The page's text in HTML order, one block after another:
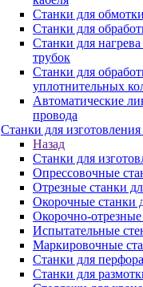
Станки для
Станки для
Станки для
трубок
Станки для
уплотнительных
Автоматические
провода
Станки для
Назад
Станки для
Опрессовочные
Отрезные станки
Окорочные станки
Окорочно-отрезные
Испытательные
Маркировочные
Станки для
Станки для